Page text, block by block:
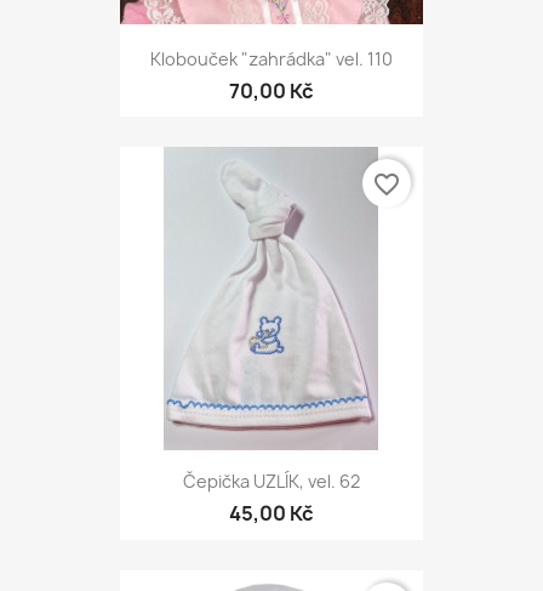
Klobouček "zahrádka" vel. 110
70,00 Kč
Čepička UZLÍK, vel. 62
45,00 Kč
favorite_border